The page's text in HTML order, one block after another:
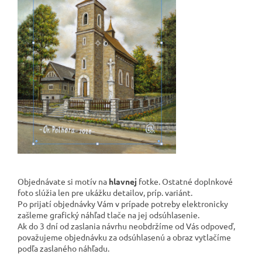
Objednávate si motív na hlavnej fotke. Ostatné doplnkové
foto slúžia len pre ukážku detailov, príp. variánt.
Po prijatí objednávky Vám v prípade potreby elektronicky
zašleme grafický náhľad tlače na jej odsúhlasenie.
Ak do 3 dní od zaslania návrhu neobdržíme od Vás odpoveď,
považujeme objednávku za odsúhlasenú a obraz vytlačíme
podľa zaslaného náhľadu.